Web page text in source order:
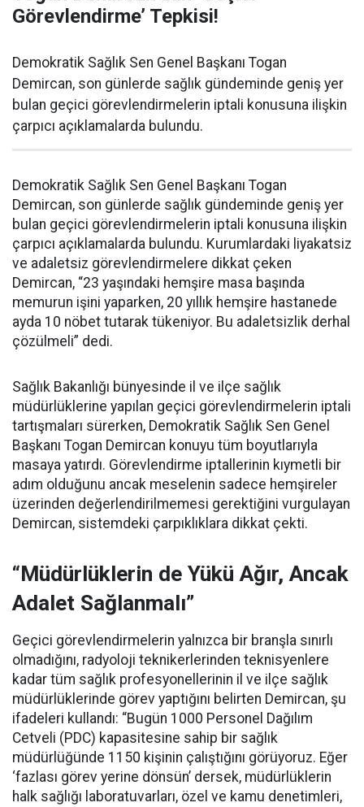
Görevlendirme’ Tepkisi!
Demokratik Sağlık Sen Genel Başkanı Togan
Demircan, son günlerde sağlık gündeminde geniş yer
bulan geçici görevlendirmelerin iptali konusuna ilişkin
çarpıcı açıklamalarda bulundu.
Demokratik Sağlık Sen Genel Başkanı Togan
Demircan, son günlerde sağlık gündeminde geniş yer
bulan geçici görevlendirmelerin iptali konusuna ilişkin
çarpıcı açıklamalarda bulundu. Kurumlardaki liyakatsiz
ve adaletsiz görevlendirmelere dikkat çeken
Demircan, “23 yaşındaki hemşire masa başında
memurun işini yaparken, 20 yıllık hemşire hastanede
ayda 10 nöbet tutarak tükeniyor. Bu adaletsizlik derhal
çözülmeli” dedi.
Sağlık Bakanlığı bünyesinde il ve ilçe sağlık
müdürlüklerine yapılan geçici görevlendirmelerin iptali
tartışmaları sürerken, Demokratik Sağlık Sen Genel
Başkanı Togan Demircan konuyu tüm boyutlarıyla
masaya yatırdı. Görevlendirme iptallerinin kıymetli bir
adım olduğunu ancak meselenin sadece hemşireler
üzerinden değerlendirilmemesi gerektiğini vurgulayan
Demircan, sistemdeki çarpıklıklara dikkat çekti.
“Müdürlüklerin de Yükü Ağır, Ancak
Adalet Sağlanmalı”
Geçici görevlendirmelerin yalnızca bir branşla sınırlı
olmadığını, radyoloji teknikerlerinden teknisyenlere
kadar tüm sağlık profesyonellerinin il ve ilçe sağlık
müdürlüklerinde görev yaptığını belirten Demircan, şu
ifadeleri kullandı: “Bugün 1000 Personel Dağılım
Cetveli (PDC) kapasitesine sahip bir sağlık
müdürlüğünde 1150 kişinin çalıştığını görüyoruz. Eğer
‘fazlası görev yerine dönsün’ dersek, müdürlüklerin
halk sağlığı laboratuvarları, özel ve kamu denetimleri,